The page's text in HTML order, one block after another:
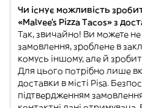
Чи існує можливість
«Malvee’s Pizza Tacos» з
Так, звичайно! Ви можете не
замовлення, зроблене в
комусь іншому, але й
Для цього потрібно лише
доставки в місті Pisa.
підтвердженням